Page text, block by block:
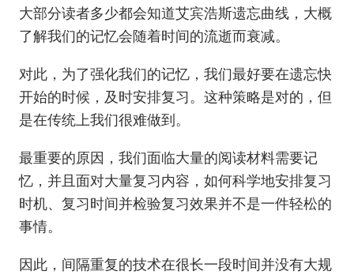
大部分读者多少都会知道艾宾浩斯遗忘曲线，大概
了解我们的记忆会随着时间的流逝而衰减。
对此，为了强化我们的记忆，我们最好要在遗忘快
开始的时候，及时安排复习。这种策略是对的，但
是在传统上我们很难做到。
最重要的原因，我们面临大量的阅读材料需要记
忆，并且面对大量复习内容，如何科学地安排复习
时机、复习时间并检验复习效果并不是一件轻松的
事情。
因此，间隔重复的技术在很长一段时间并没有大规